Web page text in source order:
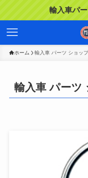
輸入車パ
ホーム 輸入車 パーツ ショップ
輸入車 パーツ